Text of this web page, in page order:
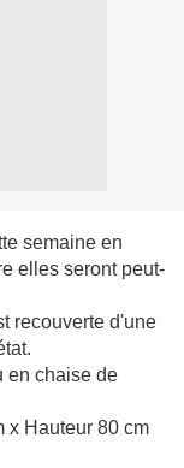
semaine en
elles seront peut-
recouverte d'une
en chaise de
x Hauteur 80 cm